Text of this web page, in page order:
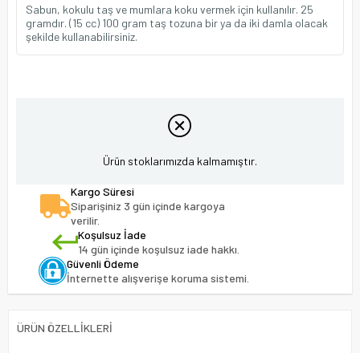
Sabun, kokulu taş ve mumlara koku vermek için kullanılır. 25
gramdır. (15 cc) 100 gram taş tozuna bir ya da iki damla olacak
şekilde kullanabilirsiniz.
Ürün stoklarımızda kalmamıştır.
Kargo Süresi
Siparişiniz 3 gün içinde kargoya
verilir.
Koşulsuz İade
14 gün içinde koşulsuz iade hakkı.
Güvenli Ödeme
İnternette alışverişe koruma sistemi.
ÜRÜN ÖZELLIKLERI